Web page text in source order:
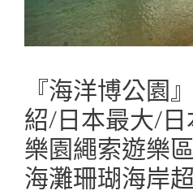
『海洋博公園
紹/日本最大/
樂園繩索遊樂
海灘珊瑚海岸